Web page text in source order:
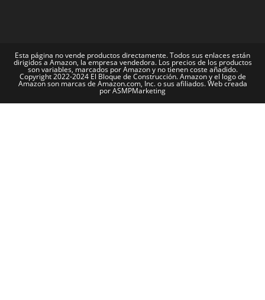
Esta página no vende productos directamente. Todos sus enlaces están
dirigidos a Amazon, la empresa vendedora. Los precios de los productos
son variables, marcados por Amazon y no tienen coste añadido.
Copyright 2022-2024 El Bloque de Construcción. Amazon y el logo de
Amazon son marcas de Amazon.com, Inc. o sus afiliados. Web creada
por ASMPMarketing